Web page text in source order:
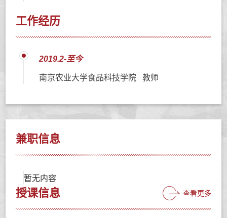
工作经历
2019.2-至今
南京农业大学食品科技学院 教师
兼职信息
暂无内容
授课信息 查看更多